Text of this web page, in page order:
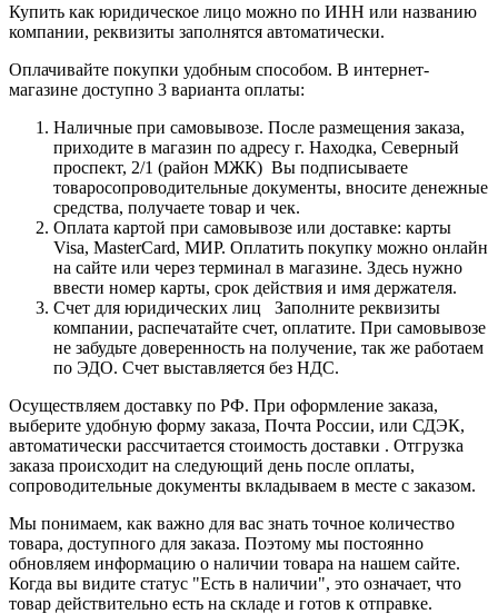
Купить как юридическое лицо можно по ИНН или названию
компании, реквизиты заполнятся автоматически.
Оплачивайте покупки удобным способом. В интернет-
магазине доступно 3 варианта оплаты:
Наличные при самовывозе. После размещения заказа,
приходите в магазин по адресу г. Находка, Северный
проспект, 2/1 (район МЖК) Вы подписываете
товаросопроводительные документы, вносите денежные
средства, получаете товар и чек.
Оплата картой при самовывозе или доставке: карты
Visa, MasterCard, МИР. Оплатить покупку можно онлайн
на сайте или через терминал в магазине. Здесь нужно
ввести номер карты, срок действия и имя держателя.
Счет для юридических лиц Заполните реквизиты
компании, распечатайте счет, оплатите. При самовывозе
не забудьте доверенность на получение, так же работаем
по ЭДО. Счет выставляется без НДС.
Осуществляем доставку по РФ. При оформление заказа,
выберите удобную форму заказа, Почта России, или СДЭК,
автоматически рассчитается стоимость доставки . Отгрузка
заказа происходит на следующий день после оплаты,
сопроводительные документы вкладываем в месте с заказом.
Мы понимаем, как важно для вас знать точное количество
товара, доступного для заказа. Поэтому мы постоянно
обновляем информацию о наличии товара на нашем сайте.
Когда вы видите статус "Есть в наличии", это означает, что
товар действительно есть на складе и готов к отправке.